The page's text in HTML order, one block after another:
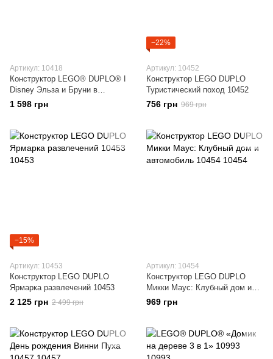
Артикул: 10418
Конструктор LEGO® DUPLO® ǀ
Disney Эльза и Бруни в
Заколдованом лесу 10418
1 598 грн
−22%
Артикул: 10452
Конструктор LEGO DUPLO
Туристический поход 10452
756 грн 969 грн
−15%
Артикул: 10453
Конструктор LEGO DUPLO
Ярмарка развлечений 10453
2 125 грн 2 499 грн
Артикул: 10454
Конструктор LEGO DUPLO
Микки Маус: Клубный дом и
автомобиль 10454
969 грн